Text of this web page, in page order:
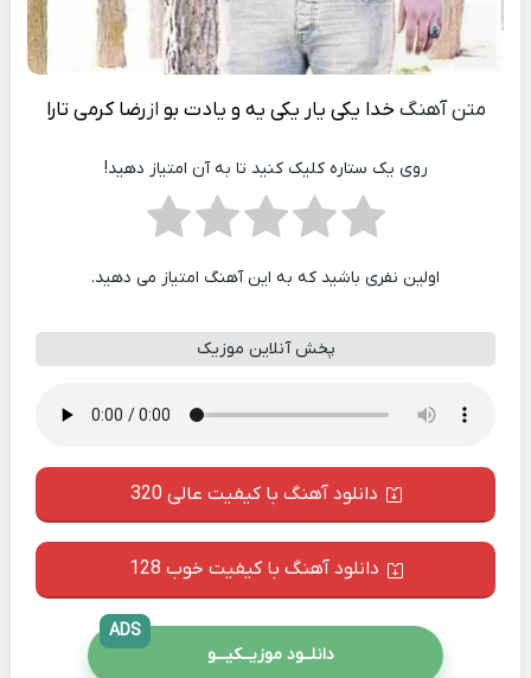
متن آهنگخدا یکی یار یکی یه و یادت بو از رضا کرمی تارا
روی یک ستاره کلیک کنید تا به آن امتیاز دهید!
اولین نفری باشید که به این آهنگ امتیاز می دهید.
پخش آنلاین موزیک
دانلود آهنگ با کیفیت عالی 320
دانلود آهنگ با کیفیت خوب 128
دانلــود موزیــکیـــو
ADS